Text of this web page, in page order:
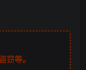
窃等。